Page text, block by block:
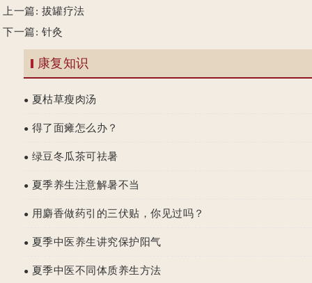
上一篇: 拔罐疗法
下一篇: 针灸
康复知识
● 夏枯草瘦肉汤
● 得了面瘫怎么办？
● 绿豆冬瓜茶可祛暑
● 夏季养生注意解暑不当
● 用麝香做药引的三伏贴，你见过吗？
● 夏季中医养生讲究保护阳气
● 夏季中医不同体质养生方法